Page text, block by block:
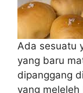
Ada sesuatu
yang baru
dipanggang
yang